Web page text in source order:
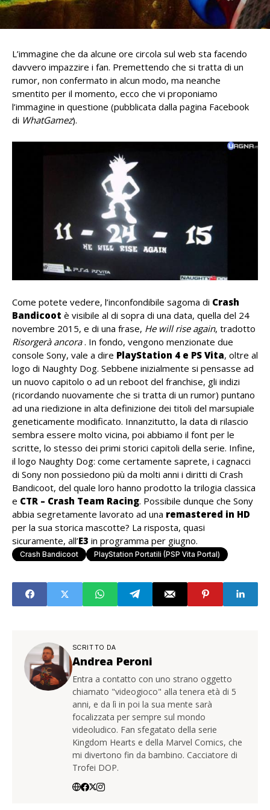
L’immagine che da alcune ore circola sul web sta facendo
davvero impazzire i fan. Premettendo che si tratta di un
rumor, non confermato in alcun modo, ma neanche
smentito per il momento, ecco che vi proponiamo
l’immagine in questione (pubblicata dalla pagina Facebook
di WhatGamez).
Come potete vedere, l’inconfondibile sagoma di Crash
Bandicoot è visibile al di sopra di una data, quella del 24
novembre 2015, e di una frase, He will rise again, tradotto
Risorgerà ancora. In fondo, vengono menzionate due
console Sony, vale a dire PlayStation 4 e PS Vita, oltre al
logo di Naughty Dog. Sebbene inizialmente si pensasse ad
un nuovo capitolo o ad un reboot del franchise, gli indizi
(ricordando nuovamente che si tratta di un rumor) puntano
ad una riedizione in alta definizione dei titoli del marsupiale
geneticamente modificato. Innanzitutto, la data di rilascio
sembra essere molto vicina, poi abbiamo il font per le
scritte, lo stesso dei primi storici capitoli della serie. Infine,
il logo Naughty Dog: come certamente saprete, i cagnacci
di Sony non possiedono più da molti anni i diritti di Crash
Bandicoot, del quale loro hanno prodotto la trilogia classica
e CTR – Crash Team Racing. Possibile dunque che Sony
abbia segretamente lavorato ad una remastered in HD
per la sua storica mascotte? La risposta, quasi
sicuramente, all’E3 in programma per giugno.
Crash Bandicoot PlayStation Portatili (PSP Vita Portal)
SCRITTO DA
Andrea Peroni
Entra a contatto con uno strano oggetto
chiamato "videogioco" alla tenera età di 5
anni, e da lì in poi la sua mente sarà
focalizzata per sempre sul mondo
videoludico. Fan sfegatato della serie
Kingdom Hearts e della Marvel Comics, che
mi divertono fin da bambino. Cacciatore di
Trofei DOP.